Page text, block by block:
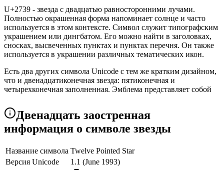
U+2739 - звезда с двадцатью равносторонними лучами.
Полностью окрашенная форма напоминает солнце и часто
используется в этом контексте. Символ служит типографским
украшением или дингбатом. Его можно найти в заголовках,
сносках, высвеченных пунктах и пунктах перечня. Он также
используется в украшении различных тематических икон.
Есть два других символа Unicode с тем же кратким дизайном,
что и двенадцатиконечная звезда: пятиконечная и
четырехконечная заполненная. Эмблема представляет собой
Символ «Twelve Pointed Black Star» содержится в подблоке
«Stars and asterisks» «Dingbats» Block и был добавлен в Unicode
в 1993 году в рамках Unicode версии 1.1.
Двенадцать заостренная
информация о символе звезды
Название символа Twelve Pointed Star
Версия Unicode
1.1 (June 1993)